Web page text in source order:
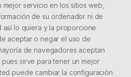
servicio en los sitios web,
de su ordenador ni de
así lo quiera y la proporcione
aceptar o negar el uso de
de navegadores aceptan
sirve para tener un mejor
puede cambiar la configuración